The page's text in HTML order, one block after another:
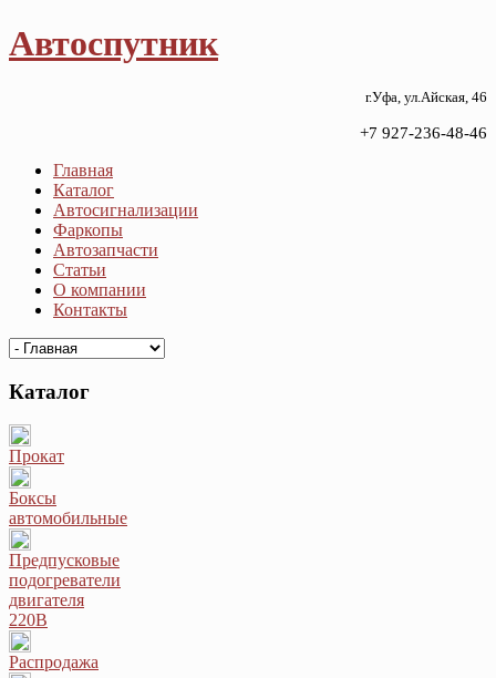
Автоспутник
г.Уфа, ул.Айская, 46
+7 927-236-48-46
Главная
Каталог
Автосигнализации
Фаркопы
Автозапчасти
Статьи
О компании
Контакты
Каталог
Прокат
Боксы
автомобильные
Предпусковые
подогреватели
двигателя
220В
Распродажа